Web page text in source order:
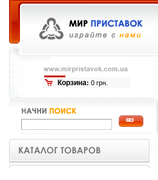
Корзина: 0 грн.